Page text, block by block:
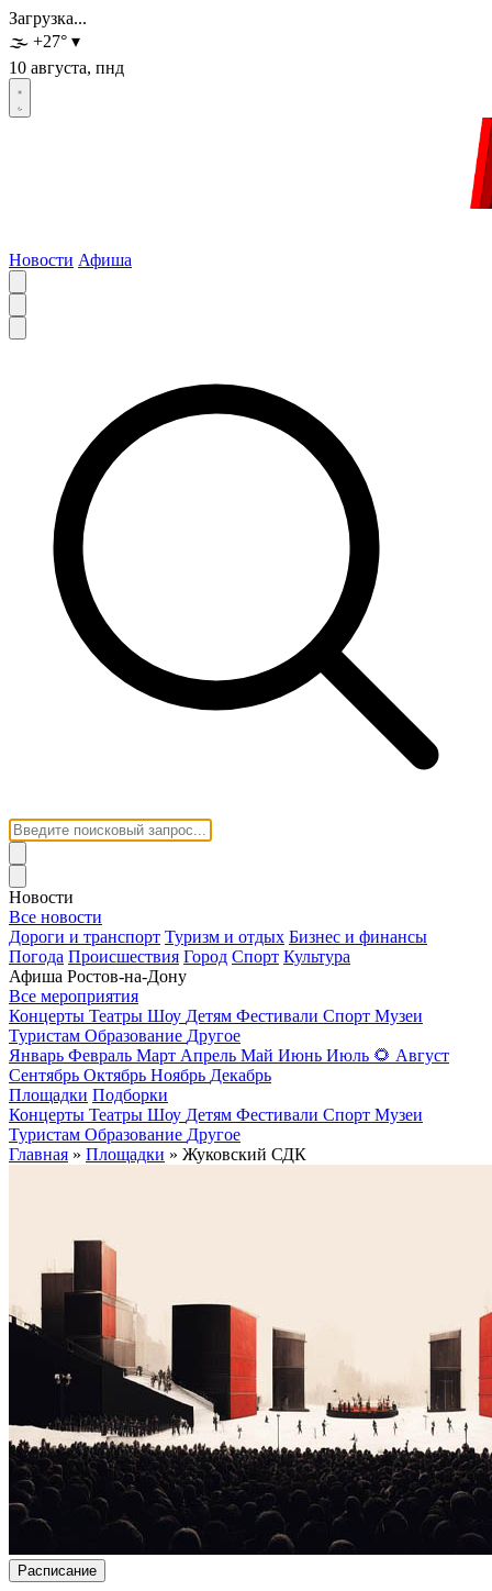
Загрузка...
🌫️ +27° ▾
10 августа, пнд
Новости Афиша
Новости
Все новости
Дороги и транспорт Туризм и отдых Бизнес и финансы
Погода Происшествия Город Спорт Культура
Афиша Ростов-на-Дону
Все мероприятия
Концерты Театры Шоу Детям Фестивали Спорт Музеи
Туристам Образование Другое
Январь Февраль Март Апрель Май Июнь Июль 🌻 Август
Сентябрь Октябрь Ноябрь Декабрь
Площадки Подборки
Концерты Театры Шоу Детям Фестивали Спорт Музеи
Туристам Образование Другое
Главная » Площадки » Жуковский СДК
Расписание